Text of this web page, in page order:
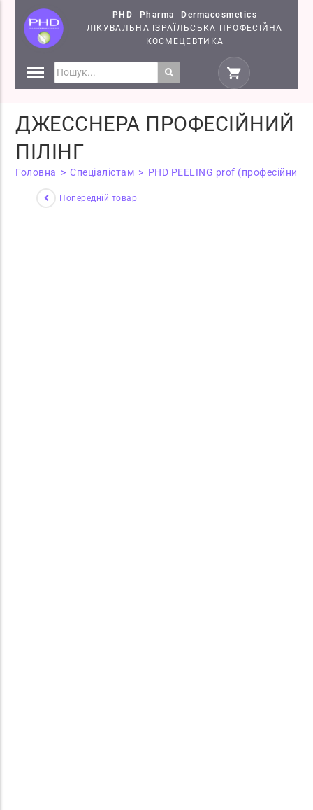
PHD Pharma Dermacosmetics
ЛІКУВАЛЬНА ІЗРАЇЛЬСЬКА ПРОФЕСІЙНА
КОСМЕЦЕВТИКА
КОСМЕЦЕВТИКИ PHD
СЕМІНАРИ
ДЖЕССНЕРА ПРОФЕСІЙНИЙ
ПІЛІНГ
Головна > Спеціалістам > PHD PEELING prof (професійний)
Попередній товар